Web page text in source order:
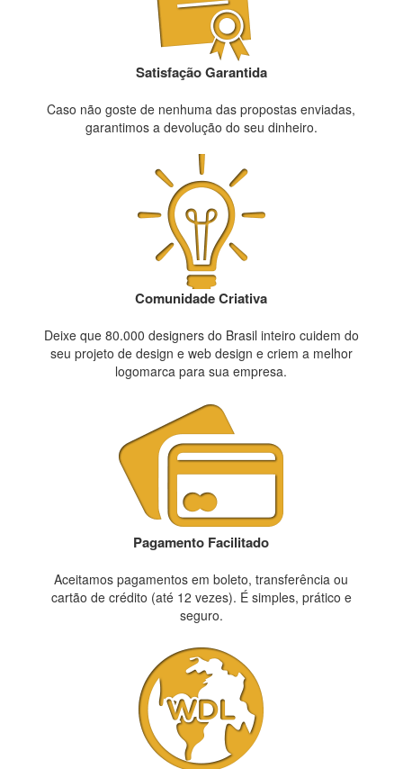
Satisfação Garantida
Caso não goste de nenhuma das propostas enviadas,
garantimos a devolução do seu dinheiro.
Comunidade Criativa
Deixe que 80.000 designers do Brasil inteiro cuidem do
seu projeto de design e web design e criem a melhor
logomarca para sua empresa.
Pagamento Facilitado
Aceitamos pagamentos em boleto, transferência ou
cartão de crédito (até 12 vezes). É simples, prático e
seguro.